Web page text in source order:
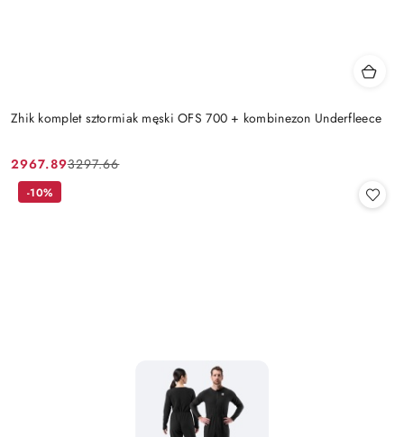
Zhik komplet sztormiak męski OFS 700 + kombinezon Underfleece
Cena
promocyjna:
2967.89
Cena
przed
3297.66
-10%